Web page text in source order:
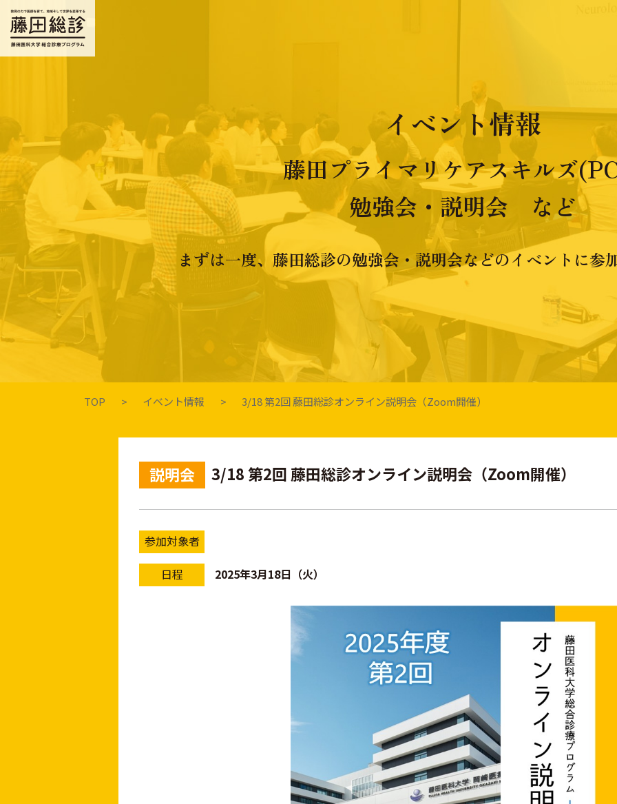
イベント情報
藤田プライマリケアスキルズ
勉強会・説明会 など
まずは一度、藤田総診の勉強会・説明会などのイベントに参
TOP イベント情報 3/18 第2回 藤田総診オンライン説明会（Zoom開催）
説明会 3/18 第2回 藤田総診オンライン説明会（Zoom開催）
参加対象者
日程
2025年3月18日（火）